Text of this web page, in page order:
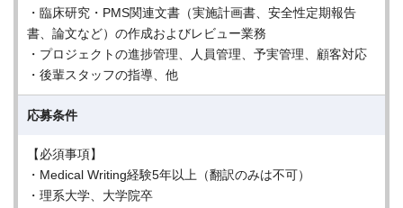
・臨床研究・PMS関連文書（実施計画書、安全性定期報告
書、論文など）の作成およびレビュー業務
・プロジェクトの進捗管理、人員管理、予実管理、顧客対応
・後輩スタッフの指導、他
応募条件
【必須事項】
・Medical Writing経験5年以上（翻訳のみは不可）
・理系大学、大学院卒